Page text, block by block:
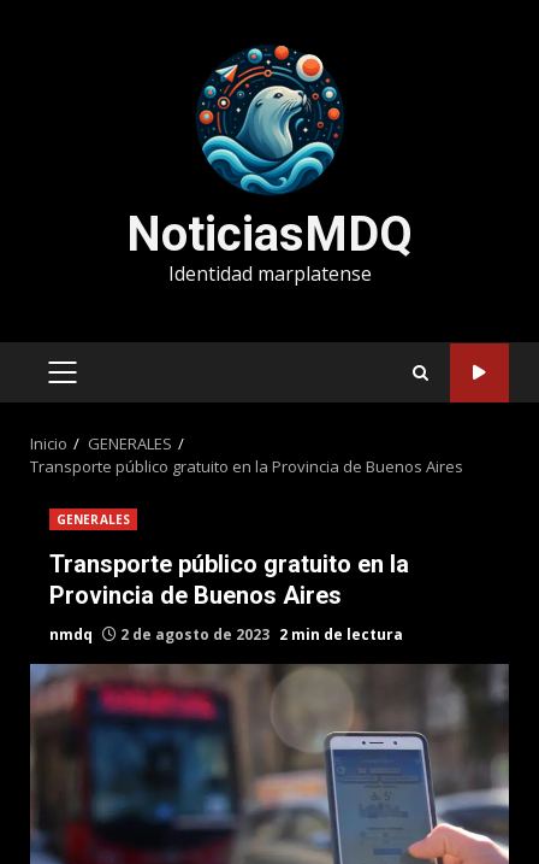
NoticiasMDQ
Identidad marplatense
MENÚ
Inicio
GENERALES
Transporte público gratuito en la Provincia de Buenos Aires
GENERALES
Transporte público gratuito en la
Provincia de Buenos Aires
nmdq 2 de agosto de 2023 2 min de lectura